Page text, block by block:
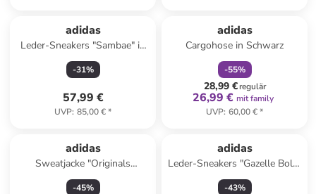
adidas
Leder-Sneakers "Sambae" in
Weiß
-31%
57,99 €
UVP: 85,00 €*
adidas
Cargohose in Schwarz
-55%
28,99 €regulär
26,99 € mit family
UVP: 60,00 €*
adidas
Sweatjacke "Originals
Adicolor 3-Stripes" in Türkis
-45%
adidas
Leder-Sneakers "Gazelle Bold"
in Rot
-43%